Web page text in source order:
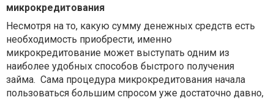
микрокредитования
Несмотря на то, какую сумму денежных средств есть
необходимость приобрести, именно
микрокредитование может выступать одним из
наиболее удобных способов быстрого получения
займа. Сама процедура микрокредитования начала
пользоваться большим спросом уже достаточно давно,